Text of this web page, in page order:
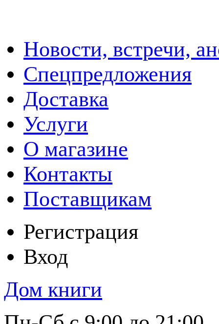
Новости, встречи,
Спецпредложения
Доставка
Услуги
О магазине
Контакты
Поставщикам
Регистрация
Вход
Дом книги